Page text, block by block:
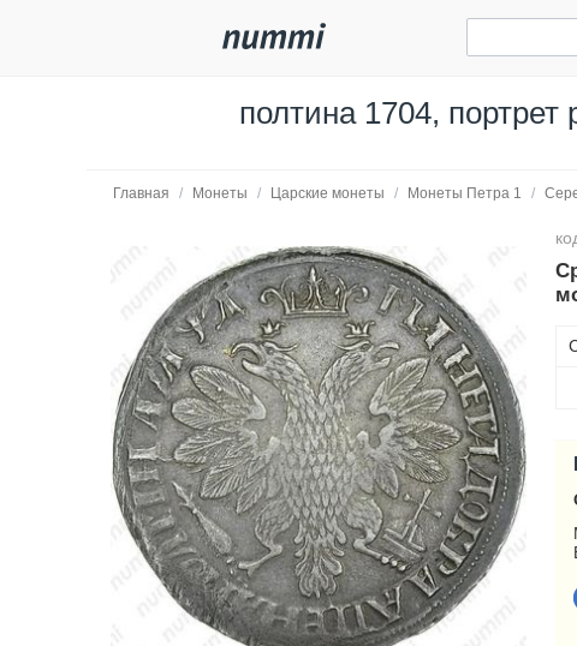
полтина 1704,
Главная / Монеты / Царские монеты / Монеты Петра 1 /